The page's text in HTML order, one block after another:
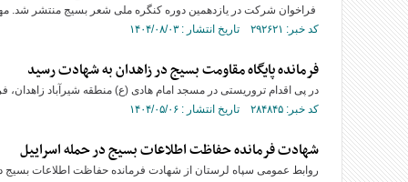
فراخوان شرکت در یازدهمین دوره کنگره ملی شعر بسیج منتشر شد.
کد خبر: ۲۹۲۶۲۱ تاریخ انتشار : ۱۴۰۴/۰۸/۰۳
فرمانده پایگاه مقاومت بسیج در زاهدان به شهادت رسید
در پی اقدام تروریستی در مسجد امام هادی (ع) منطقه شیرآباد زاهدان،
کد خبر: ۲۸۴۸۴۵ تاریخ انتشار : ۱۴۰۴/۰۵/۰۶
شهادت فرمانده حفاظت اطلاعات بسیج در حمله اسراییل
روابط عمومی سپاه لرستان از شهادت فرمانده حفاظت اطلاعات بسیج